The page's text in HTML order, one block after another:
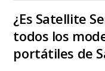
¿Es Satellite
todos los
portátiles de